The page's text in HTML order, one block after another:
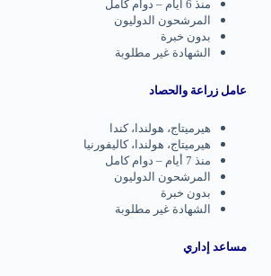
منذ 6 أيام – دوام كامل
المرشحون الدوليون
بدون خبرة
الشهادة غير مطلوبة
عامل زراعة والحصاد
هيرميتاج، هولندا، كندا
هيرميتاج، هولندا، كاليفورنيا
منذ 7 أيام – دوام كامل
المرشحون الدوليون
بدون خبرة
الشهادة غير مطلوبة
مساعد إداري